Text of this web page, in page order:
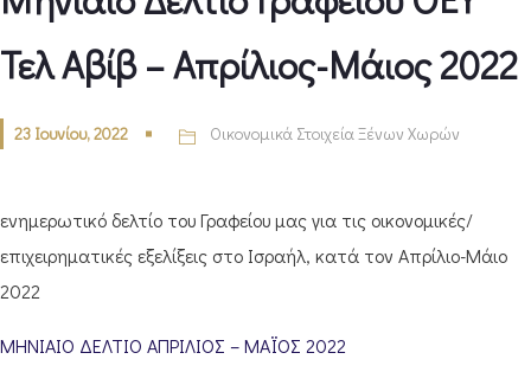
Τελ Αβίβ – Απρίλιος-Μάιος 2022
23 Ιουνίου, 2022 Οικονομικά Στοιχεία Ξένων Χωρών
ενημερωτικό δελτίο του Γραφείου μας για τις οικονομικές/
επιχειρηματικές εξελίξεις στο Ισραήλ, κατά τον Απρίλιο-Μάιο
2022
ΜΗΝΙΑΙΟ ΔΕΛΤΙΟ AΠΡΙΛΙΟΣ – ΜΑΪΟΣ 2022